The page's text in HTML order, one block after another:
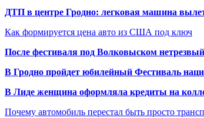
ДТП в центре Гродно: легковая машина
Как формируется цена авто из США под ключ
После фестиваля под Волковыском
В Гродно пройдет юбилейный Фестиваль
В Лиде женщина оформляла кредиты на
Почему автомобиль перестал быть просто